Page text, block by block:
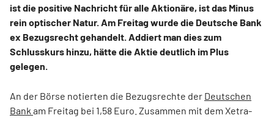
ist die positive Nachricht für alle Aktionäre, ist das Minus
rein optischer Natur. Am Freitag wurde die Deutsche Bank
ex Bezugsrecht gehandelt. Addiert man dies zum
Schlusskurs hinzu, hätte die Aktie deutlich im Plus
gelegen.
An der Börse notierten die Bezugsrechte der Deutschen
Bank am Freitag bei 1,58 Euro. Zusammen mit dem Xetra-